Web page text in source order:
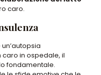
caro.
in ospedale, il
fondamentale.